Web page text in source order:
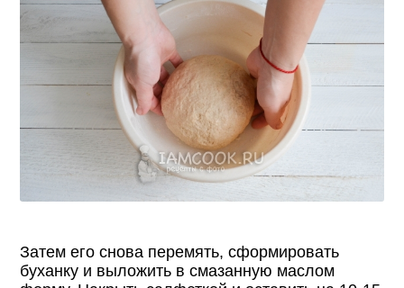
Затем его снова перемять, сформировать
буханку и выложить в смазанную маслом